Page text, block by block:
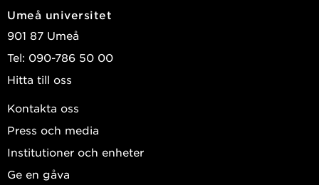
Umeå universitet
901 87 Umeå
Tel: 090-786 50 00
Hitta till oss
Kontakta oss
Press och media
Institutioner och enheter
Ge en gåva